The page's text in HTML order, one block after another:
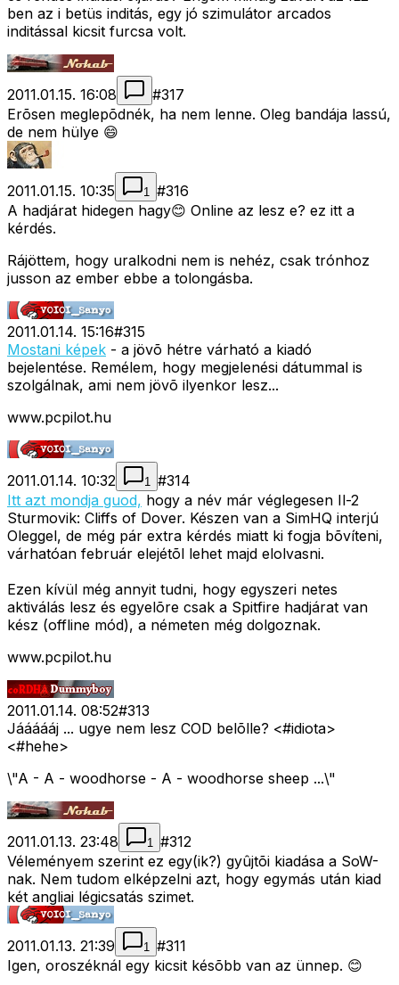
ben az i betüs inditás, egy jó szimulátor arcados
inditással kicsit furcsa volt.
2011.01.15. 16:08 #317
Erõsen meglepõdnék, ha nem lenne. Oleg bandája lassú,
de nem hülye 😄
2011.01.15. 10:35 1 #316
A hadjárat hidegen hagy😊 Online az lesz e? ez itt a
kérdés.
Rájöttem, hogy uralkodni nem is nehéz, csak trónhoz
jusson az ember ebbe a tolongásba.
2011.01.14. 15:16#315
Mostani képek - a jövõ hétre várható a kiadó
bejelentése. Remélem, hogy megjelenési dátummal is
szolgálnak, ami nem jövõ ilyenkor lesz...
www.pcpilot.hu
2011.01.14. 10:32 1 #314
Itt azt mondja guod, hogy a név már véglegesen Il-2
Sturmovik: Cliffs of Dover. Készen van a SimHQ interjú
Oleggel, de még pár extra kérdés miatt ki fogja bõvíteni,
várhatóan február elejétõl lehet majd elolvasni.
Ezen kívül még annyit tudni, hogy egyszeri netes
aktiválás lesz és egyelõre csak a Spitfire hadjárat van
kész (offline mód), a németen még dolgoznak.
www.pcpilot.hu
2011.01.14. 08:52#313
Jáááááj ... ugye nem lesz COD belõlle? <#idiota>
<#hehe>
\"A - A - woodhorse - A - woodhorse sheep ...\"
2011.01.13. 23:48 1 #312
Véleményem szerint ez egy(ik?) gyûjtõi kiadása a SoW-
nak. Nem tudom elképzelni azt, hogy egymás után kiad
két angliai légicsatás szimet.
2011.01.13. 21:39 1 #311
Igen, oroszéknál egy kicsit késõbb van az ünnep. 😊